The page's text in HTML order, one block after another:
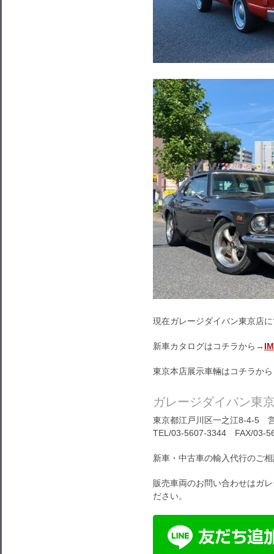
現在ガレージダイバン東京店
新車カタログはコチラから→
東京本店展示車輛はコチラか
ガレージダイバン東
東京都江戸川区一之江8-4-5
TEL/03-5607-3344 FAX/03-
新車・中古車の輸入代行のご
販売車両のお問い合わせはガ
ださい。